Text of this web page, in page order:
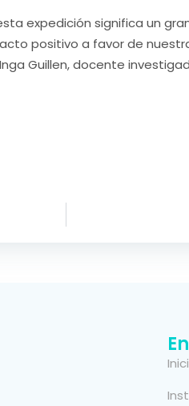
expedición significa un
positivo a favor de
Guillen, docente